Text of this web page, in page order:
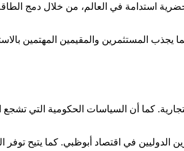
استدامة في العالم، من خلال دمج
يجذب المستثمرين والمقيمين المهتمين
كما أن السياسات الحكومية التي
المستثمرين الدوليين في اقتصاد أبوظبي. كما يتيح